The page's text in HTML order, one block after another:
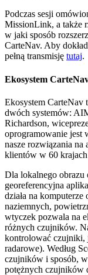
Podczas sesji
MissionLink, a także
w jaki sposób
CarteNav. Aby
pełną transmisję tutaj.
Ekosystem
Ekosystem CarteNav
dwóch systemów:
Richardson,
oprogramowanie jest
nasze rozwiązania
klientów w 60
Dla lokalnego obrazu
georeferencyjna
działa na
naziemnych,
wtyczek pozwala na
różnych czujników.
kontrolować czujniki,
radarowe). Według
czujników i sposób,
potężnych czujników